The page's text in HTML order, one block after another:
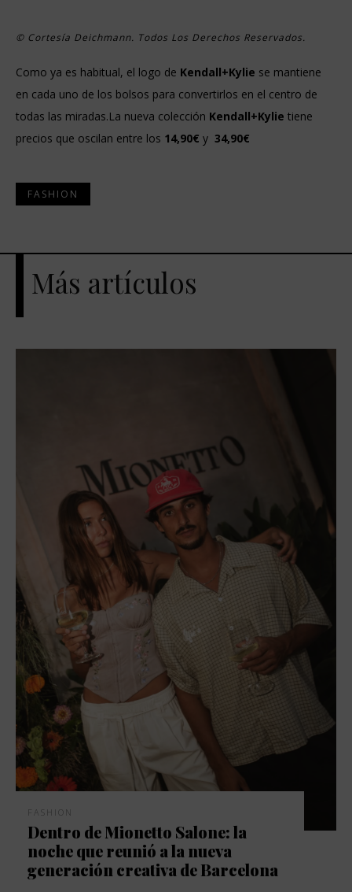
© Cortesía Deichmann. Todos Los Derechos Reservados.
Como ya es habitual, el logo de Kendall+Kylie se mantiene
en cada uno de los bolsos para convertirlos en el centro de
todas las miradas.La nueva colección Kendall+Kylie tiene
precios que oscilan entre los 14,90€ y 34,90€
FASHION
Más artículos
FASHION
Dentro de Mionetto Salone: la
noche que reunió a la nueva
generación creativa de Barcelona